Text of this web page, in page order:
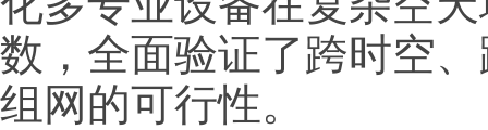
数，全面验证了跨时空
组网的可行性。